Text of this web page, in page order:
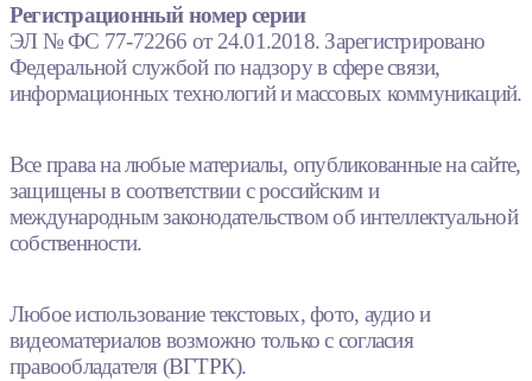
Регистрационный номер серии
ЭЛ № ФС 77-72266 от 24.01.2018. Зарегистрировано
Федеральной службой по надзору в сфере связи,
информационных технологий и массовых коммуникаций.
Все права на любые материалы, опубликованные на сайте,
защищены в соответствии с российским и
международным законодательством об интеллектуальной
собственности.
Любое использование текстовых, фото, аудио и
видеоматериалов возможно только с согласия
правообладателя (ВГТРК).